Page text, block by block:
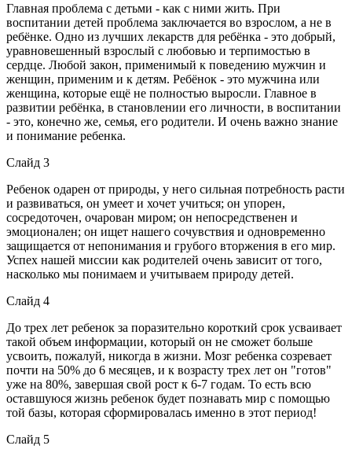
Главная проблема с детьми - как с ними жить. При
воспитании детей проблема заключается во взрослом, а не в
ребёнке. Одно из лучших лекарств для ребёнка - это добрый,
уравновешенный взрослый с любовью и терпимостью в
сердце. Любой закон, применимый к поведению мужчин и
женщин, применим и к детям. Ребёнок - это мужчина или
женщина, которые ещё не полностью выросли. Главное в
развитии ребёнка, в становлении его личности, в воспитании
- это, конечно же, семья, его родители. И очень важно знание
и понимание ребенка.
Слайд 3
Ребенок одарен от природы, у него сильная потребность расти
и развиваться, он умеет и хочет учиться; он упорен,
сосредоточен, очарован миром; он непосредственен и
эмоционален; он ищет нашего сочувствия и одновременно
защищается от непонимания и грубого вторжения в его мир.
Успех нашей миссии как родителей очень зависит от того,
насколько мы понимаем и учитываем природу детей.
Слайд 4
До трех лет ребенок за поразительно короткий срок усваивает
такой объем информации, который он не сможет больше
усвоить, пожалуй, никогда в жизни. Мозг ребенка созревает
почти на 50% до 6 месяцев, и к возрасту трех лет он "готов"
уже на 80%, завершая свой рост к 6-7 годам. То есть всю
оставшуюся жизнь ребенок будет познавать мир с помощью
той базы, которая сформировалась именно в этот период!
Слайд 5